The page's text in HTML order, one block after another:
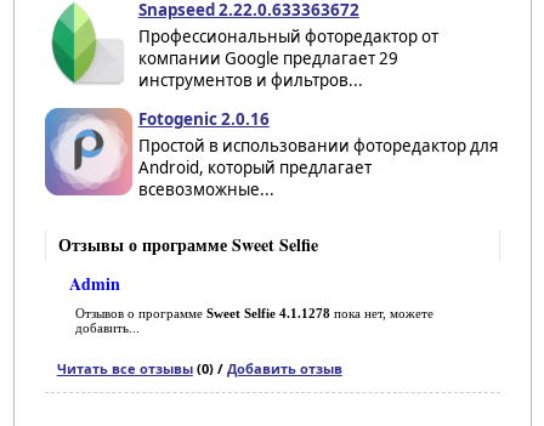
Snapseed 2.22.0.633363672
Профессиональный фоторедактор от
компании Google предлагает 29
инструментов и фильтров...
Fotogenic 2.0.16
Простой в использовании фоторедактор для
Android, который предлагает
всевозможные...
Отзывы о программе Sweet Selfie
Admin
Отзывов о программе Sweet Selfie 4.1.1278пока нет, можете
добавить...
Читать все отзывы(0) / Добавить отзыв